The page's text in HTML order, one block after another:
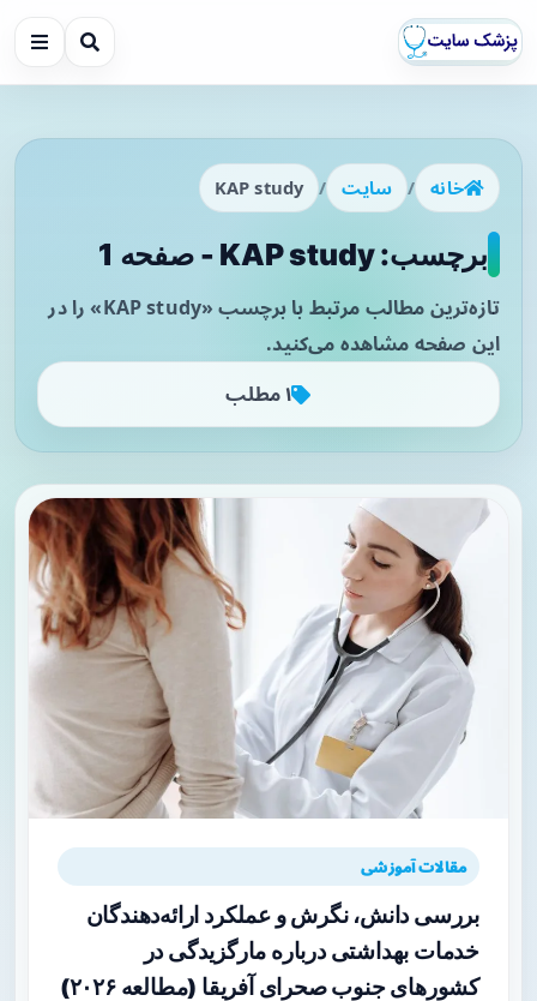
خانه / سایت /
KAP study
برچسب: KAP study - صفحه 1
تازه‌ترین مطالب مرتبط با برچسب «KAP study» را در
این صفحه مشاهده می‌کنید.
۱ مطلب
مقالات آموزشی
بررسی دانش، نگرش و عملکرد ارائه‌دهندگان
خدمات بهداشتی درباره مارگزیدگی در
کشورهای جنوب صحرای آفریقا (مطالعه ۲۰۲۶)